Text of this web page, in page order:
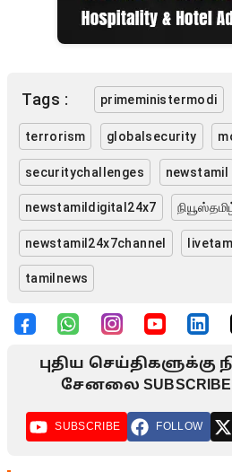
Tags : primeministermodi
terrorism globalsecurity
securitychallenges newstamil
newstamildigital24x7
newstamil24x7channel
tamilnews
புதிய செய்திகளுக்கு
சேனலை
SUBSCRIBE FOLLOW